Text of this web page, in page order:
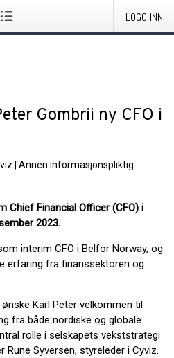
LOGG INN
Gombrii ny CFO i
Annen informasjonspliktig
Chief Financial Officer (CFO) i
2023.
interim CFO i Belfor Norway, og
erfaring fra finanssektoren og
Karl Peter velkommen til
fra både nordiske og globale
rolle i selskapets vekststrategi
Rune Syversen, styreleder i Cyviz.